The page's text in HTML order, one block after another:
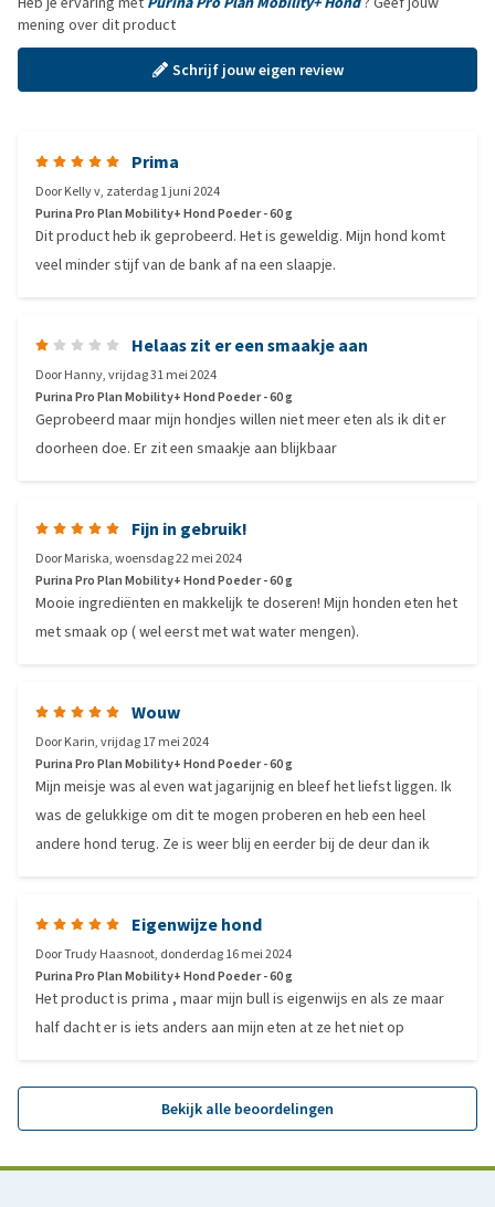
mening over dit product
Schrijf jouw eigen review
Prima
DoorKelly v, zaterdag 1 juni 2024
Purina Pro Plan Mobility+ Hond Poeder - 60 g
Dit product heb ik geprobeerd. Het is geweldig. Mijn hond komt
veel minder stijf van de bank af na een slaapje.
Helaas zit er een smaakje aan
DoorHanny,vrijdag 31 mei 2024
Purina Pro Plan Mobility+ Hond Poeder - 60 g
Geprobeerd maar mijn hondjes willen niet meer eten als ik dit er
doorheen doe. Er zit een smaakje aan blijkbaar
Fijn in gebruik!
DoorMariska,woensdag 22 mei 2024
Purina Pro Plan Mobility+ Hond Poeder - 60 g
Mooie ingrediënten en makkelijk te doseren! Mijn honden eten het
met smaak op ( wel eerst met wat water mengen).
Wouw
DoorKarin,vrijdag 17 mei 2024
Purina Pro Plan Mobility+ Hond Poeder - 60 g
Mijn meisje was al even wat jagarijnig en bleef het liefst liggen. Ik
was de gelukkige om dit te mogen proberen en heb een heel
andere hond terug. Ze is weer blij en eerder bij de deur dan ik
Eigenwijze hond
DoorTrudy Haasnoot, donderdag 16 mei 2024
Purina Pro Plan Mobility+ Hond Poeder - 60 g
Het product is prima , maar mijn bull is eigenwijs en als ze maar
half dacht er is iets anders aan mijn eten at ze het niet op
Bekijk alle beoordelingen